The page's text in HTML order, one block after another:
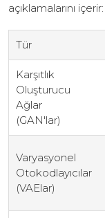
açıklamalarını içerir:
Tür
Karşıtlık
Oluşturucu
Ağlar
(GAN'lar)
Varyasyonel
Otokodlayıcılar
(VAElar)